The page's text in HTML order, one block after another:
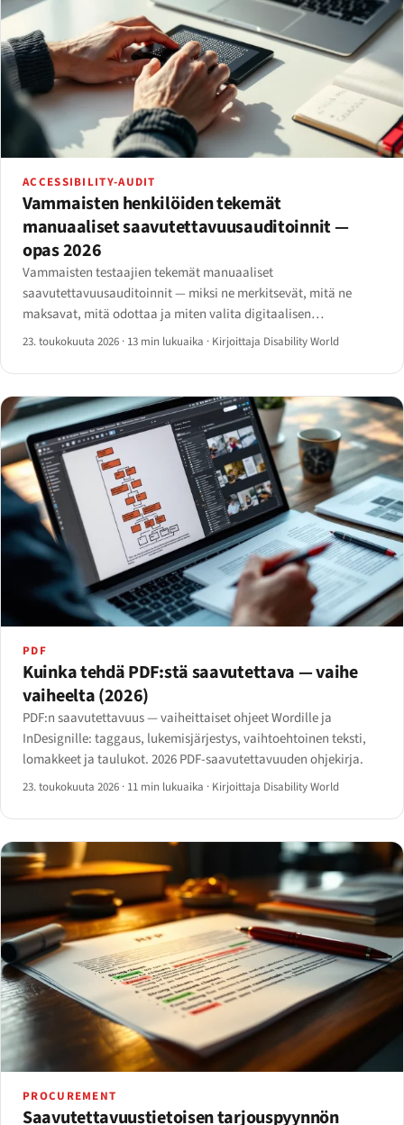
ACCESSIBILITY-AUDIT
Vammaisten henkilöiden tekemät
manuaaliset saavutettavuusauditoinnit —
opas 2026
Vammaisten testaajien tekemät manuaaliset
saavutettavuusauditoinnit — miksi ne merkitsevät, mitä ne
maksavat, mitä odottaa ja miten valita digitaalisen
saavutettavuuden auditointiyritys vuonna 2026.
23. toukokuuta 2026 · 13 min lukuaika · Kirjoittaja Disability World
PDF
Kuinka tehdä PDF:stä saavutettava — vaihe
vaiheelta (2026)
PDF:n saavutettavuus — vaiheittaiset ohjeet Wordille ja
InDesignille: taggaus, lukemisjärjestys, vaihtoehtoinen teksti,
lomakkeet ja taulukot. 2026 PDF-saavutettavuuden ohjekirja.
23. toukokuuta 2026 · 11 min lukuaika · Kirjoittaja Disability World
PROCUREMENT
Saavutettavuustietoisen tarjouspyynnön